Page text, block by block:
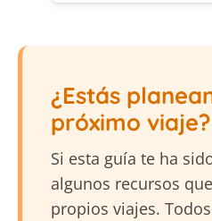
¿Estás
próximo viaje?
Si esta guía te ha
algunos recursos
propios viajes.